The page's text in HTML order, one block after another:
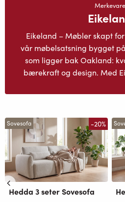
Merkevare
Eikeland – Møbler skapt
vår møbelsatsning bygget
som ligger bak Oakland:
bærekraft og design. Med
Sovesofa -20%
Hedda 3 seter Sovesofa